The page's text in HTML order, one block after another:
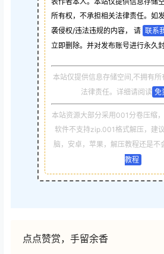
所有权，不承担相关法律责任。如
袭侵权/违法违规的内容， 请 联系
立即删除。并对发布账号进行永久封
本站仅提供信息存储空间,不拥有所
法律责任。详细请阅读 免
本站资源大部分采用001分卷压缩
软件不支持zip.001格式解压，建
脑，安卓，苹果，解压教程还是不
教程
点点赞赏，手留余香